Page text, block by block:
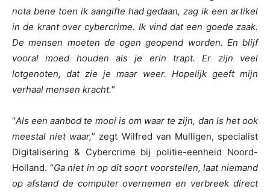
nota bene toen ik aangifte had gedaan, zag ik een artikel
in de krant over cybercrime. Ik vind dat een goede zaak.
De mensen moeten de ogen geopend worden. En blijf
vooral moed houden als je erin trapt. Er zijn veel
lotgenoten, dat zie je maar weer. Hopelijk geeft mijn
verhaal mensen kracht.”
“Als een aanbod te mooi is om waar te zijn, dan is het ook
meestal niet waar,” zegt Wilfred van Mulligen, specialist
Digitalisering & Cybercrime bij politie-eenheid Noord-
Holland. “Ga niet in op dit soort voorstellen, laat niemand
op afstand de computer overnemen en verbreek direct